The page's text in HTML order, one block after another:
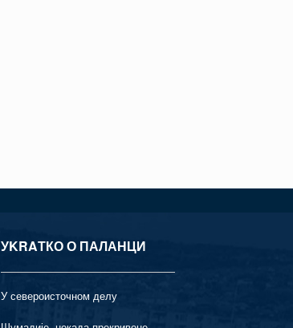
УKRAТКО О ПАЛАНЦИ
У североисточном делу